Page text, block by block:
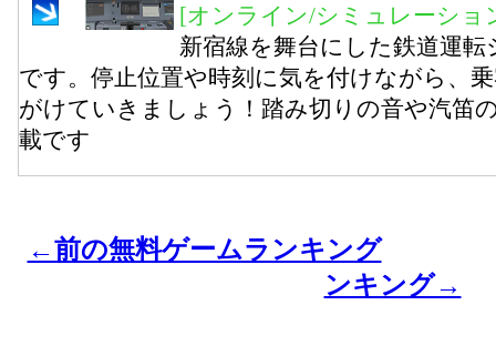
[オンライン/シミュレーショ
新宿線を舞台にした鉄道運
です。停止位置や時刻に気を付けながら、
がけていきましょう！踏み切りの音や汽笛
載です
←前の無料ゲームランキング
ンキング→